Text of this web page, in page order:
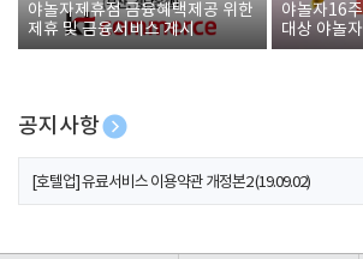
야놀자제휴점 금융혜택제공 위한
제휴 및 금융서비스 게시
야놀자16
대상 야놀
폰 증정
공지사항
[호텔업] 개인정보 처리방침 개정본1 (19.09.02)
[호텔업] 유료서비스 이용약관 개정본2 (19.09.02)